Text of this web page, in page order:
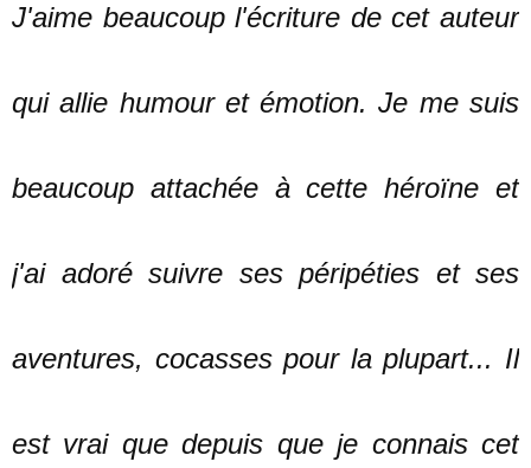
J'aime beaucoup l'écriture de cet auteur
qui allie humour et émotion. Je me suis
beaucoup attachée à cette héroïne et
j'ai adoré suivre ses péripéties et ses
aventures, cocasses pour la plupart... Il
est vrai que depuis que je connais cet